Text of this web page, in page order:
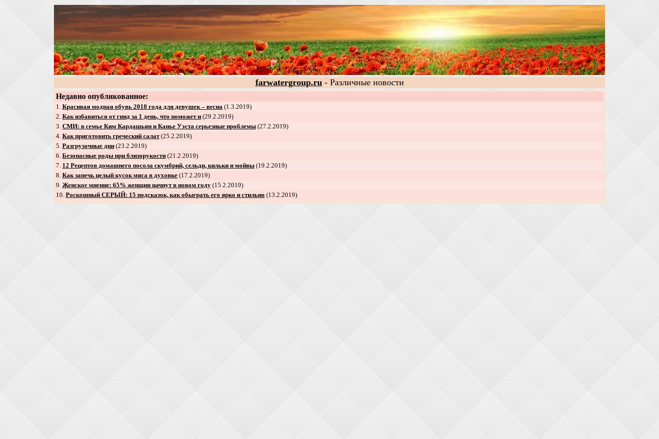
farwatergroup.ru- Различные новости
Недавно опубликованное:
1. Красивая модная обувь 2018 года для девушек – весна (1.3.2019)
2. Как избавиться от гнид за 1 день, что поможет и (29.2.2019)
3. СМИ: в семье Ким Кардашьян и Канье Уэста серьезные проблемы (27.2.2019)
4. Как приготовить греческий салат(25.2.2019)
5. Разгрузочные дни (23.2.2019)
6. Безопасные роды при близорукости (21.2.2019)
7. 12 Рецептов домашнего посола скумбрий, сельди, кильки и мойвы (19.2.2019)
8. Как запечь целый кусок мяса в духовке (17.2.2019)
9. Женское мнение: 65% женщин начнут в новом году (15.2.2019)
10. Роскошный СЕРЫЙ: 15 подсказок, как обыграть его ярко и стильно (13.2.2019)